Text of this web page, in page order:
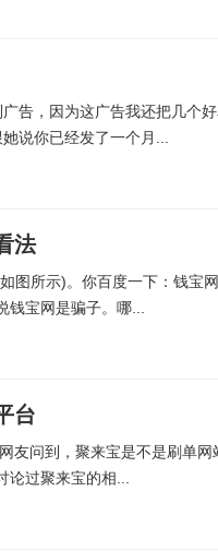
告，因为这广告我还把几个
说你已经发了一个月...
法
图所示)。你百度一下：钱宝
宝网是骗子。哪...
台
友问到，聚来宝是不是刷单网
过聚来宝的相...